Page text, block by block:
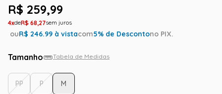
R$ 259,99
4 R$ 68,27
ouR$ 246.99 à vistacom5% de Descontono PIX.
Tamanho Tabela de Medidas
PP P M